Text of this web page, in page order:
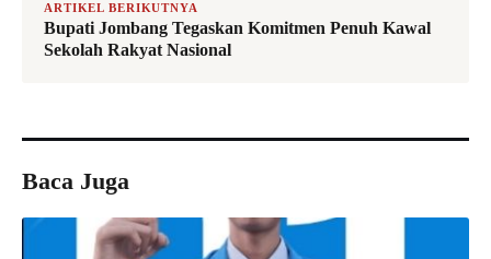
ARTIKEL BERIKUTNYA
Bupati Jombang Tegaskan Komitmen Penuh Kawal
Sekolah Rakyat Nasional
Baca Juga